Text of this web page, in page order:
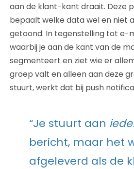
aan de klant-kant draait. Deze
bepaalt welke data wel en niet
getoond. In tegenstelling tot e-
waarbij je aan de kant van de
segmenteert en ziet wie er
groep valt en alleen aan deze
stuurt, werkt dat bij push
“Je stuurt aan
bericht, maar het
afgeleverd als de